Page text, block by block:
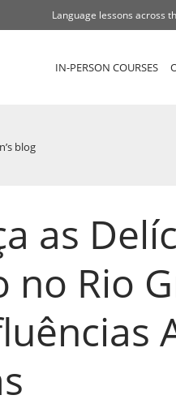
Language lessons across
IN-PERSON COURSES
blog
as
no Rio